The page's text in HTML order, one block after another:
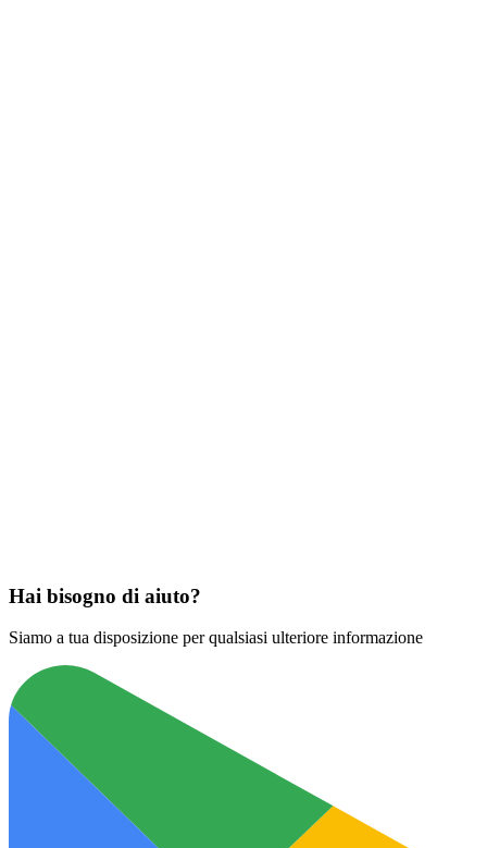
Hai bisogno di aiuto?
Siamo a tua disposizione per qualsiasi ulteriore informazione